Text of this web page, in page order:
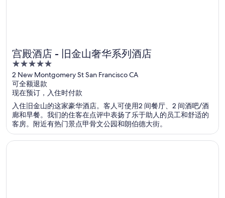
宫殿酒店 - 旧金山奢华系列酒店
5
out
of
5
2 New Montgomery St San Francisco CA
可全额退款
现在预订，入住时付款
入住旧金山的这家豪华酒店。客人可使用2 间餐厅、2 间酒吧/酒
廊和早餐。我们的住客在点评中表扬了乐于助人的员工和舒适的
客房。附近有热门景点甲骨文公园和朗伯德大街。
在新窗口中打开
拉斯维加斯大都会酒店